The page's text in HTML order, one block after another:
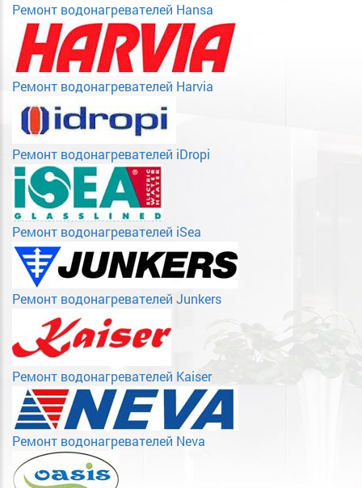
Ремонт водонагревателей Hansa
Ремонт водонагревателей Harvia
Ремонт водонагревателей iDropi
Ремонт водонагревателей iSea
Ремонт водонагревателей Junkers
Ремонт водонагревателей Kaiser
Ремонт водонагревателей Neva